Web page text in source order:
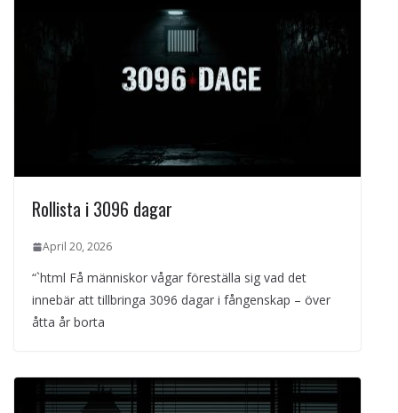
Rollista i 3096 dagar
April 20, 2026
“`html Få människor vågar föreställa sig vad det
innebär att tillbringa 3096 dagar i fångenskap – över
åtta år borta